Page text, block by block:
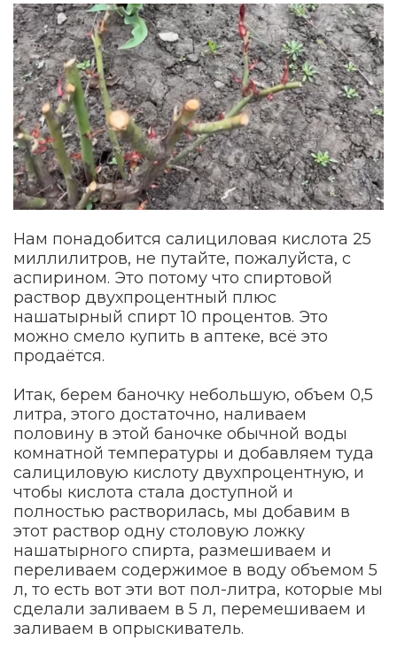
Нам понадобится салициловая кислота 25
миллилитров, не путайте, пожалуйста, с
аспирином. Это потому что спиртовой
раствор двухпроцентный плюс
нашатырный спирт 10 процентов. Это
можно смело купить в аптеке, всё это
продаётся.
Итак, берем баночку небольшую, объем 0,5
литра, этого достаточно, наливаем
половину в этой баночке обычной воды
комнатной температуры и добавляем туда
салициловую кислоту двухпроцентную, и
чтобы кислота стала доступной и
полностью растворилась, мы добавим в
этот раствор одну столовую ложку
нашатырного спирта, размешиваем и
переливаем содержимое в воду объемом 5
л, то есть вот эти вот пол-литра, которые мы
сделали заливаем в 5 л, перемешиваем и
заливаем в опрыскиватель.